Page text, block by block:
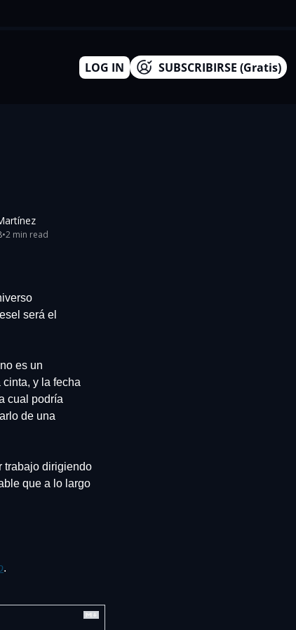
LOG IN SUBSCRIBIRSE (Gratis)
•2 min read
será el
es un
y la fecha
cual podría
de una
trabajo dirigiendo
que a lo largo
.